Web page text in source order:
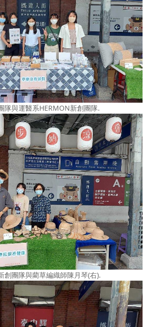
隊與運醫系HERMON新創團隊.
創團隊與藺草編織師陳月琴(右).